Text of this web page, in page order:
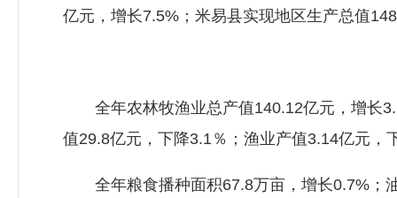
亿元，增长7.5%；米易县实现地区生产总值
全年农林牧渔业总产值140.12亿元，增长
值29.8亿元，下降3.1％；渔业产值3.14亿元
全年粮食播种面积67.8万亩，增长0.7%；油